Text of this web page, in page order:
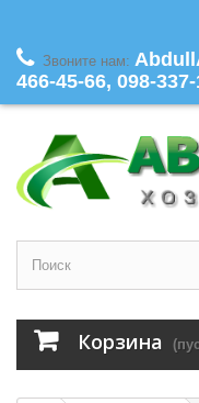
Звоните нам:
466-45-66, 098-
Корзина